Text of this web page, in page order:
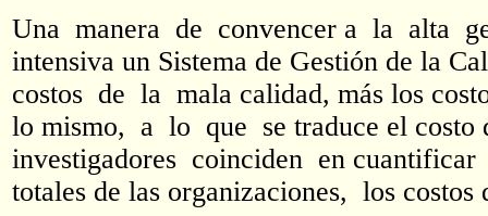
Una manera de convencer a la alta
intensiva un Sistema de Gestión de la
costos de la mala calidad, más los
lo mismo, a lo que se traduce el costo
investigadores coinciden en
totales de las organizaciones, los